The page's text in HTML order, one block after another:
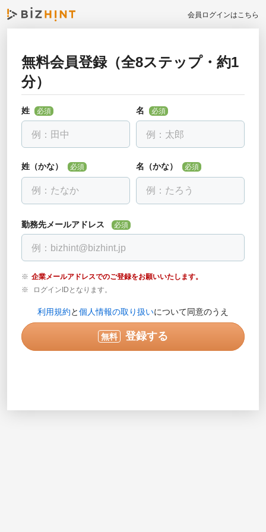
会員ログインはこちら
無料会員登録（全8ステップ・約1
分）
姓 必須 名 必須
姓（かな） 必須 名（かな） 必須
勤務先メールアドレス 必須
企業メールアドレスでのご登録をお願いいたします。
ログインIDとなります。
利用規約と個人情報の取り扱いについて同意のうえ
無料 登録する
お勤め先について教えて下さい
全ての項目を入力して下さい
勤務先名
必須
会社名を入力し、下に出る候補を選んでください。見つからない場合
部署・役職正式名称 必須
的の電話ではありません。
い。入力例で示されている番号は使用できません。
戻る